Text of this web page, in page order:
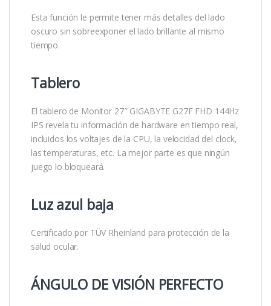
Esta función le permite tener más detalles del lado
oscuro sin sobreexponer el lado brillante al mismo
tiempo.
Tablero
El tablero de Monitor 27″ GIGABYTE G27F FHD 144Hz
IPS revela tu información de hardware en tiempo real,
incluidos los voltajes de la CPU, la velocidad del clock,
las temperaturas, etc. La mejor parte es que ningún
juego lo bloqueará.
Luz azul baja
Certificado por TÜV Rheinland para protección de la
salud ocular.
ÁNGULO DE VISIÓN PERFECTO